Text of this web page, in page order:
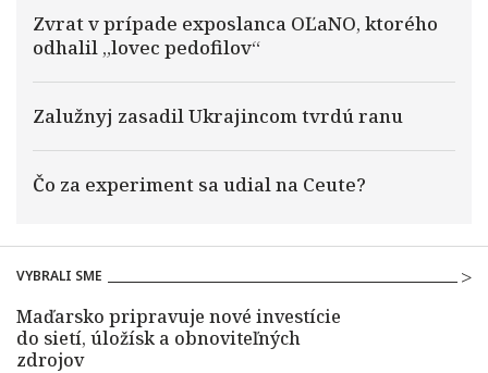
Zvrat v prípade exposlanca OĽaNO, ktorého
odhalil „lovec pedofilov“
Zalužnyj zasadil Ukrajincom tvrdú ranu
Čo za experiment sa udial na Ceute?
VYBRALI SME
Maďarsko pripravuje nové investície
do sietí, úložísk a obnoviteľných
zdrojov